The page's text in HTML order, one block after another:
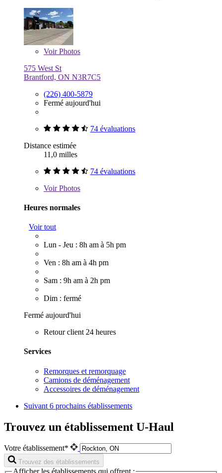
VoirPhotos
575 West St
Brantford, ON N3R7C5
(226) 400-5879
Fermé aujourd'hui
74 évaluations
Distance estimée
11,0 milles
74 évaluations
VoirPhotos
Heures normales
Voir tout
Lun - Jeu : 8h am à 5h pm
Ven : 8h am à 4h pm
Sam : 9h am à 2h pm
Dim : fermé
Fermé aujourd'hui
Retour client 24 heures
Services
Remorques et remorquage
Camions de déménagement
Accessoires de déménagement
Suivant 6 prochains établissements
Trouvez un établissement U-Haul
Votre établissement*
Trouvez des établissements